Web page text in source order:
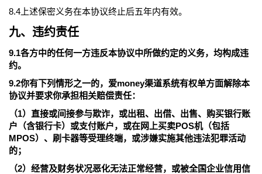
8.4上述保密义务在本协议终止后五年内有效。
九、违约责任
9.1各方中的任何一方违反本协议中所做约定的义务，均构成违
约。
9.2你有下列情形之一的，爱money渠道系统有权单方面解除本
协议并要求你承担相关赔偿责任：
（1）直接或间接参与欺诈，或出租、出借、出售、购买银行账
户（含银行卡）或支付账户，或在网上买卖POS机（包括
MPOS）、刷卡器等受理终端，或涉嫌实施其他违法犯罪活动
的；
（2）经营及财务状况恶化无法正常经营，或被全国企业信用信